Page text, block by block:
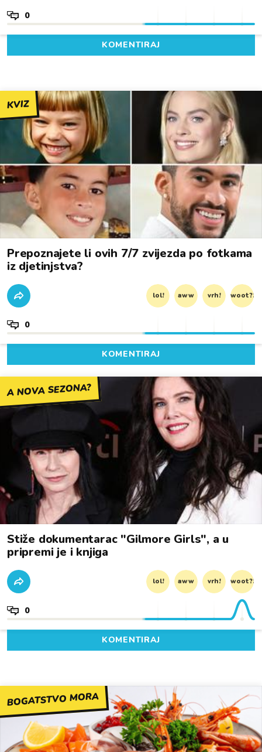
0
KOMENTIRAJ
KVIZ
Prepoznajete li ovih 7/7 zvijezda po fotkama
iz djetinjstva?
lol! aww vrh! woot?!
0
KOMENTIRAJ
A NOVA SEZONA?
Stiže dokumentarac "Gilmore Girls", a u
pripremi je i knjiga
lol! aww vrh! woot?!
0
KOMENTIRAJ
BOGATSTVO MORA